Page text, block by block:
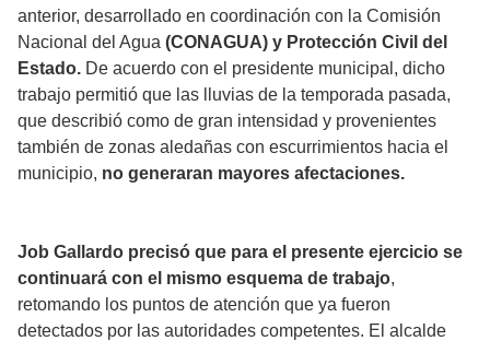
anterior, desarrollado en coordinación con la Comisión
Nacional del Agua (CONAGUA) y Protección Civil del
Estado. De acuerdo con el presidente municipal, dicho
trabajo permitió que las lluvias de la temporada pasada,
que describió como de gran intensidad y provenientes
también de zonas aledañas con escurrimientos hacia el
municipio, no generaran mayores afectaciones.
Job Gallardo precisó que para el presente ejercicio se
continuará con el mismo esquema de trabajo,
retomando los puntos de atención que ya fueron
detectados por las autoridades competentes. El alcalde